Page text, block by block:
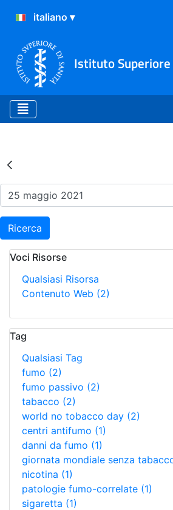
Istituto
Risultati della
Ricerca
Voci Risorse
Qualsiasi Risorsa
Contenuto Web (2)
Tag
Qualsiasi Tag
fumo (2)
fumo passivo (2)
tabacco (2)
world no tobacco day (2)
centri antifumo (1)
danni da fumo (1)
giornata mondiale senza
nicotina (1)
patologie fumo-correlate (1)
sigaretta (1)